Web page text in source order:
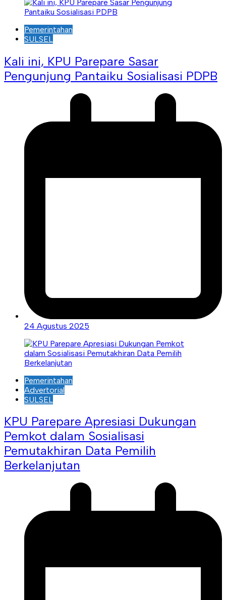
Pemerintahan
SULSEL
Kali ini, KPU Parepare Sasar
Pengunjung Pantaiku Sosialisasi PDPB
24 Agustus 2025
Pemerintahan
Advertorial
SULSEL
KPU Parepare Apresiasi Dukungan
Pemkot dalam Sosialisasi
Pemutakhiran Data Pemilih
Berkelanjutan